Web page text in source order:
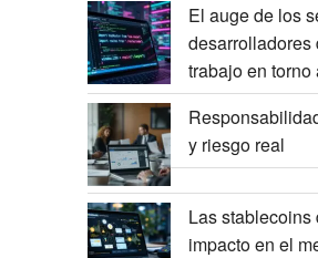
El auge de los
desarrolladores
trabajo en torno
y riesgo real
Las stablecoins
impacto en el